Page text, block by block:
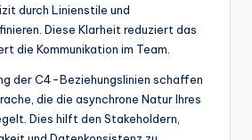
durch Linienstile und
Diese Klarheit reduziert das
die Kommunikation im Team.
der C4-Beziehungslinien schaffen
die die asynchrone Natur Ihres
Dies hilft den Stakeholdern,